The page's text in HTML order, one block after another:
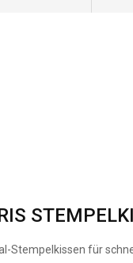
Stempelkissen für